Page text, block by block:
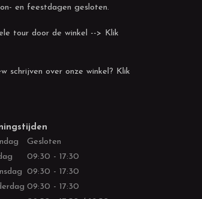
en feestdagen gesloten.
tour door de winkel --> Klik
schrijven over onze winkel? Klik
Gesloten
09:30 - 17:30
09:30 - 17:30
09:30 - 17:30